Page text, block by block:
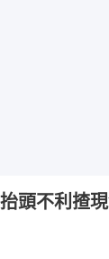
頭不利揸